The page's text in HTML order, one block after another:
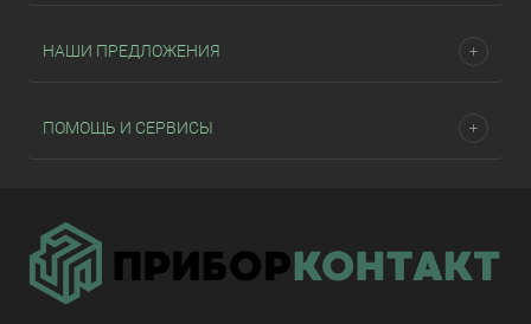
НАШИ ПРЕДЛОЖЕНИЯ
ПОМОЩЬ И СЕРВИСЫ